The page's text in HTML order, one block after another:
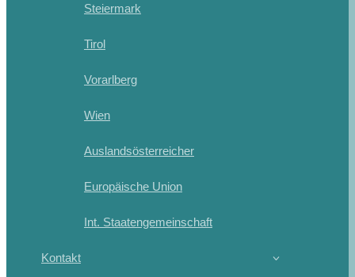
Steiermark
Tirol
Vorarlberg
Wien
Auslandsösterreicher
Europäische Union
Int. Staatengemeinschaft
Kontakt